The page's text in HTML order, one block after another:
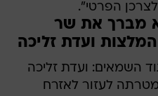
הפרטי".
מברך את שר
ועדת זליכה
השמאים: ועדת זליכה
לעזור לאזרח